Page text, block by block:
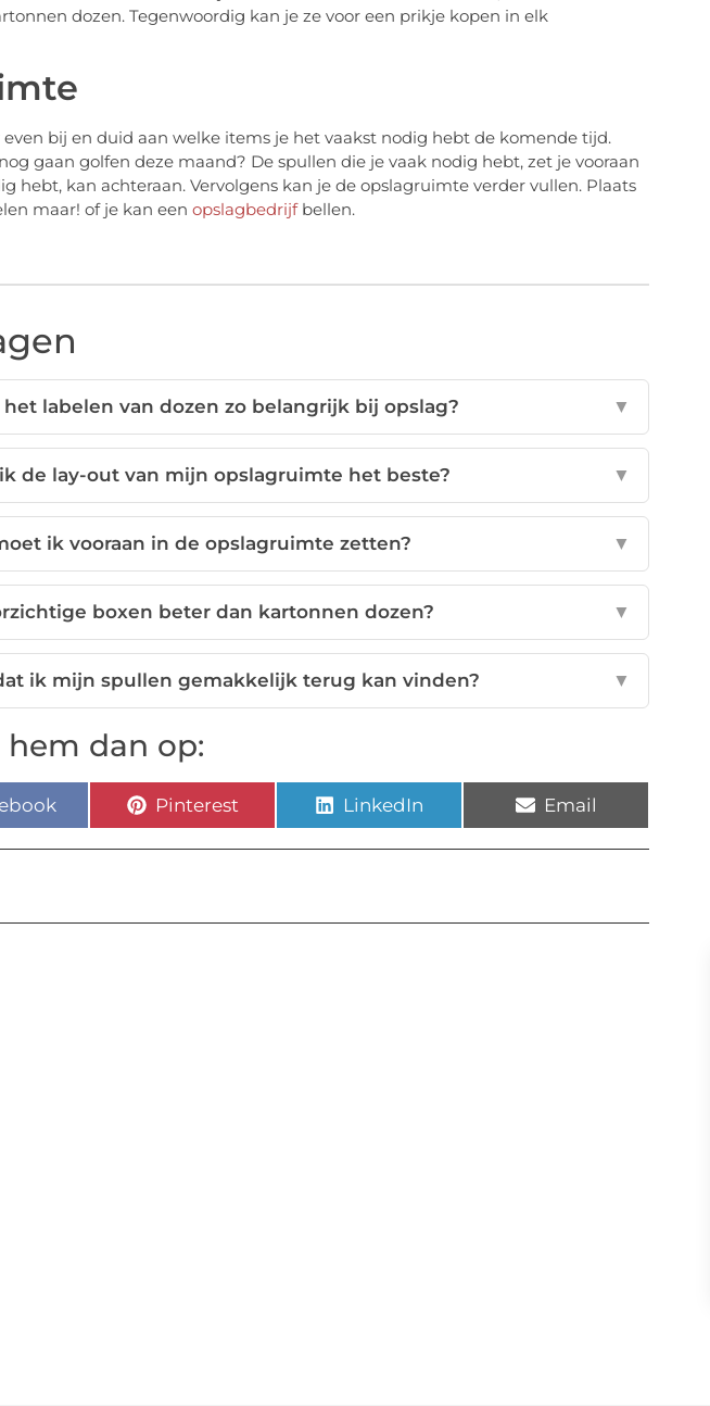
dozen. Tegenwoordig kan je ze voor een prikje kopen in elk
bij en duid aan welke items je het vaakst nodig hebt de komende tijd.
gaan golfen deze maand? De spullen die je vaak nodig hebt, zet je vooraan
hebt, kan achteraan. Vervolgens kan je de opslagruimte verder vullen. Plaats
maar! of je kan een opslagbedrijfbellen.
het labelen van dozen zo belangrijk bij opslag? ▼
de lay-out van mijn opslagruimte het beste? ▼
ik vooraan in de opslagruimte zetten? ▼
boxen beter dan kartonnen dozen? ▼
ik mijn spullen gemakkelijk terug kan vinden? ▼
hem dan op:
Pinterest LinkedIn Email